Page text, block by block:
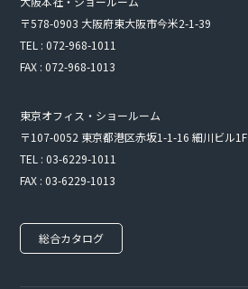
〒578-0903 大阪府東大阪市今米2-1-39
TEL : 072-968-1011
FAX : 072-968-1013
東京オフィス・ショールーム
〒107-0052 東京都港区赤坂1-1-16 細川ビル1F
TEL : 03-6229-1011
FAX : 03-6229-1013
総合カタログ